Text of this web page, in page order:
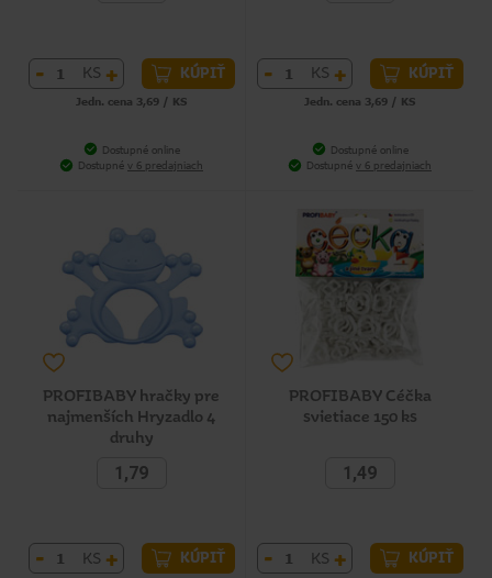
- KS + KÚPIŤ
Jedn. cena 3,69 / KS
Dostupné online
Dostupné v 6 predajniach
- KS + KÚPIŤ
Jedn. cena 3,69 / KS
Dostupné online
Dostupné v 6 predajniach
PROFIBABY hračky pre
najmenších Hryzadlo 4
druhy
1,79
- KS + KÚPIŤ
PROFIBABY Céčka
svietiace 150 ks
1,49
- KS + KÚPIŤ